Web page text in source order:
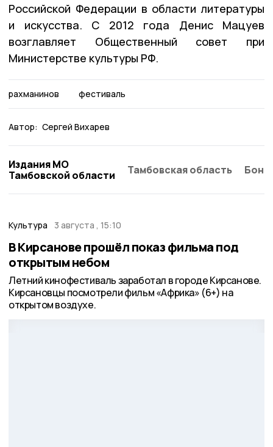
Российской Федерации в области литературы
и искусства. С 2012 года Денис Мацуев
возглавляет Общественный совет при
Министерстве культуры РФ.
рахманинов фестиваль
Автор: Сергей Вихарев
Издания МО
Тамбовской области
Тамбовская область
Культура 3 августа , 15:10
В Кирсанове прошёл показ фильма под
открытым небом
Летний кинофестиваль заработал в городе Кирсанове.
Кирсановцы посмотрели фильм «Африка» (6+) на
открытом воздухе.